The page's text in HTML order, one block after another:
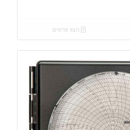
הצג פרטים